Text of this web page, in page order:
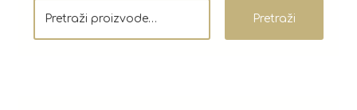
Pretraži